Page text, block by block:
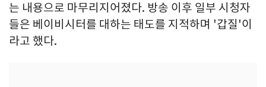
는 내용으로 마무리지어졌다. 방송 이후 일부 시청자
들은 베이비시터를 대하는 태도를 지적하며 '갑질'이
라고 했다.